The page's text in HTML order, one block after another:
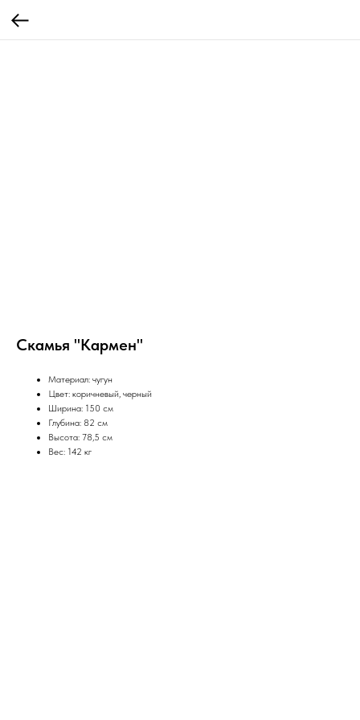
Скамья "Кармен"
Материал: чугун
Цвет: коричневый, черный
Ширина: 150 см
Глубина: 82 cм
Высота: 78,5 cм
Вес: 142 кг